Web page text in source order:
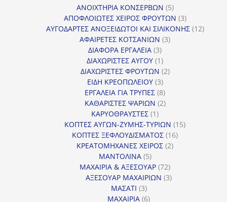
προϊόν
ΑΝΟΙΧΤΗΡΙΑ ΚΟΝΣΕΡΒΩΝ 55
προϊόντα
ΑΠΟΦΛΟΙΩΤΕΣ ΧΕΙΡΟΣ ΦΡΟΥΤΩΝ 33
προϊόντα
ΑΥΓΟΔΑΡΤΕΣ ΑΝΟΞΕΙΔΩΤΟΙ ΚΑΙ ΣΙΛΙΚΟΝΗΣ 1212
ΑΦΑΙΡΕΤΕΣ ΚΟΤΣΑΝΙΩΝ 33
ΔΙΑΦΟΡΑ ΕΡΓΑΛΕΙΑ 33
προϊόντα
ΔΙΑΧΩΡΙΣΤΕΣ ΑΥΓΟΥ 11
προϊόν
ΔΙΑΧΩΡΙΣΤΕΣ ΦΡΟΥΤΩΝ 22
ΕΙΔΗ ΚΡΕΟΠΩΛΕΙΟΥ 33
προϊόντα
ΕΡΓΑΛΕΙΑ ΓΙΑ ΤΡΥΠΕΣ 88
προϊόντα
ΚΑΘΑΡΙΣΤΕΣ ΨΑΡΙΩΝ 22
ΚΑΡΥΟΘΡΑΥΣΤΕΣ 11
προϊόν
ΚΟΠΤΕΣ ΑΥΓΩΝ-ΖΥΜΗΣ-ΤΥΡΙΩΝ 1515
ΚΟΠΤΕΣ ΞΕΦΛΟΥΔΙΣΜΑΤΟΣ 1616
ΚΡΕΑΤΟΜΗΧΑΝΕΣ ΧΕΙΡΟΣ 22
ΜΑΝΤΟΛΙΝΑ 55
προϊόντα
ΜΑΧΑΙΡΙΑ & ΑΞΕΣΟΥΑΡ 7272
προϊόντα
ΑΞΕΣΟΥΑΡ ΜΑΧΑΙΡΙΩΝ 33
ΜΑΣΑΤΙ 33
προϊόντα
ΜΑΧΑΙΡΙΑ 66